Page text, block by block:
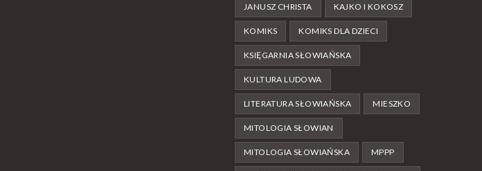
JANUSZ CHRISTA KAJKO I KOKOSZ
KOMIKS KOMIKS DLA DZIECI
KSIĘGARNIA SŁOWIAŃSKA
KULTURA LUDOWA
LITERATURA SŁOWIAŃSKA MIESZKO
MITOLOGIA SŁOWIAN
MITOLOGIA SŁOWIAŃSKA MPPP